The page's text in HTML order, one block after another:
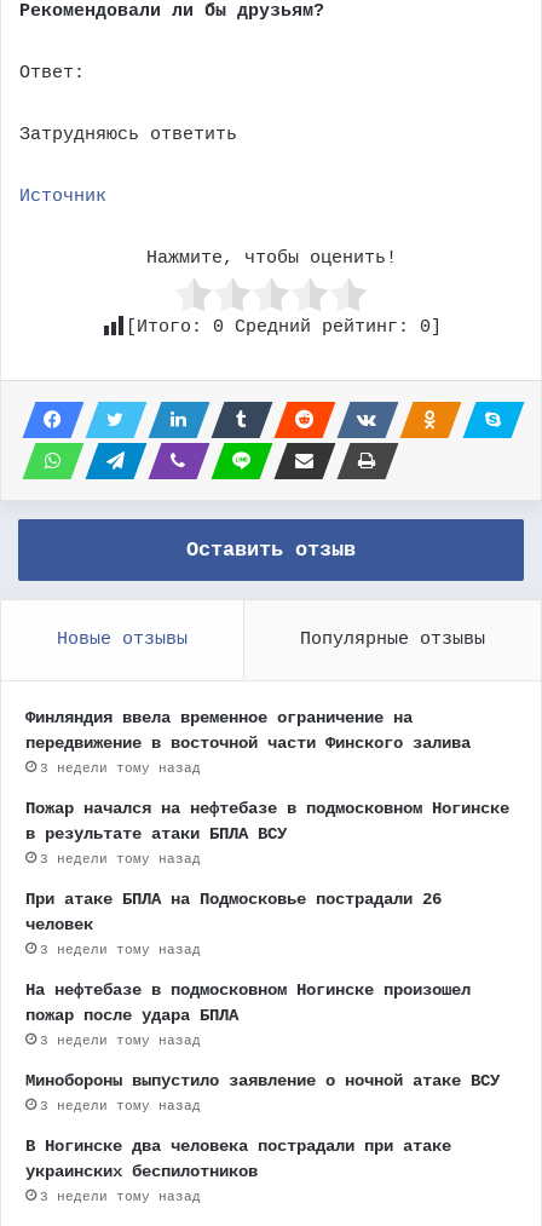
Рекомендовали ли бы друзьям?
Ответ:
Затрудняюсь ответить
Источник
Нажмите, чтобы оценить!
[Итого: 0 Средний рейтинг: 0
Оставить отзыв
Новые отзывы Популярные отзывы
Финляндия ввела временное ограничение на
передвижение в восточной части Финского залива
3 недели тому назад
Пожар начался на нефтебазе в подмосковном Ногинске
в результате атаки БПЛА ВСУ
3 недели тому назад
При атаке БПЛА на Подмосковье пострадали 26
человек
3 недели тому назад
На нефтебазе в подмосковном Ногинске произошел
пожар после удара БПЛА
3 недели тому назад
Минобороны выпустило заявление о ночной атаке ВСУ
3 недели тому назад
В Ногинске два человека пострадали при атаке
украинских беспилотников
3 недели тому назад